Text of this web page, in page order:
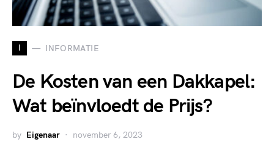
I INFORMATIE
De Kosten van een Dakkapel:
Wat beïnvloedt de Prijs?
by Eigenaar november 6, 2023